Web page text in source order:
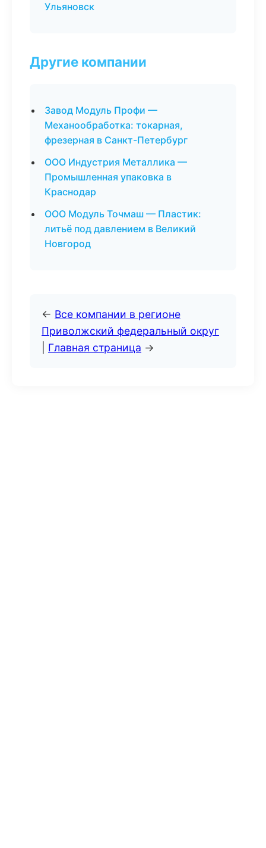
Ульяновск
Другие компании
Завод Модуль Профи —
Механообработка: токарная,
фрезерная в Санкт-Петербург
ООО Индустрия Металлика —
Промышленная упаковка в
Краснодар
ООО Модуль Точмаш — Пластик:
литьё под давлением в Великий
Новгород
← Все компании в регионе
Приволжский федеральный округ
Главная страница →